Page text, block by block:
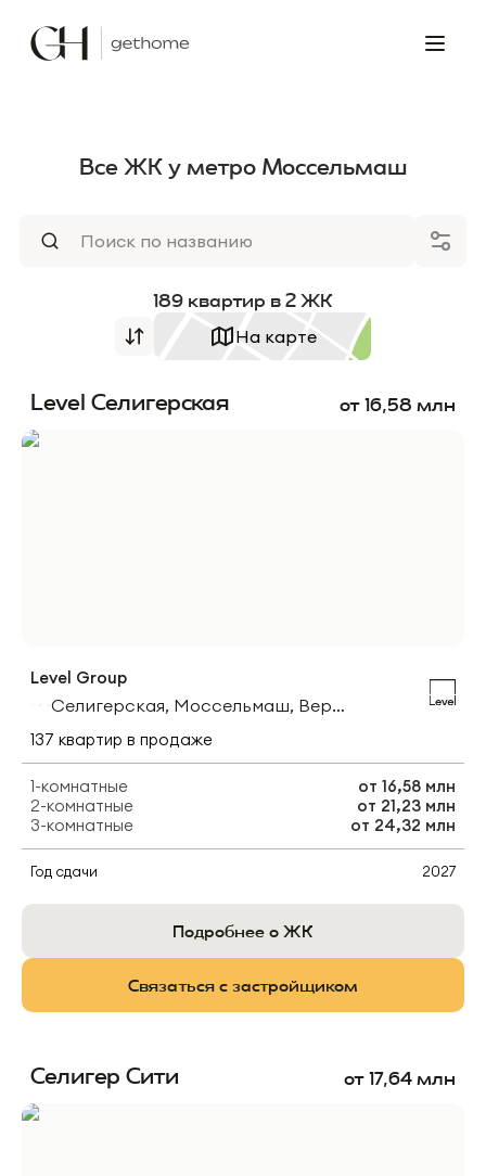
Все ЖК у метро Моссельмаш
189 квартир в 2 ЖК
На карте
Level Селигерская от 16,58 млн
Level Group
Селигерская, Моссельмаш, Верхние Лихоборы
137 квартир в продаже
1-комнатные от 16,58 млн
2-комнатные
от 21,23 млн
3-комнатные
от 24,32 млн
Год сдачи 2027
Подробнее о ЖК
Связаться с застройщиком
Селигер Сити от 17,64 млн